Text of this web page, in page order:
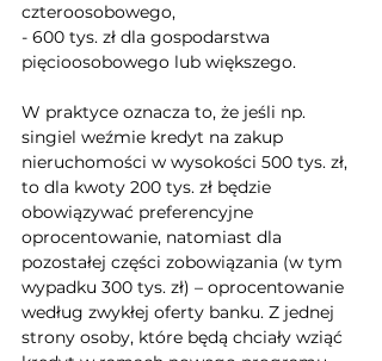
czteroosobowego,
- 600 tys. zł dla gospodarstwa
pięcioosobowego lub większego.
W praktyce oznacza to, że jeśli np.
singiel weźmie kredyt na zakup
nieruchomości w wysokości 500 tys. zł,
to dla kwoty 200 tys. zł będzie
obowiązywać preferencyjne
oprocentowanie, natomiast dla
pozostałej części zobowiązania (w tym
wypadku 300 tys. zł) – oprocentowanie
według zwykłej oferty banku. Z jednej
strony osoby, które będą chciały wziąć